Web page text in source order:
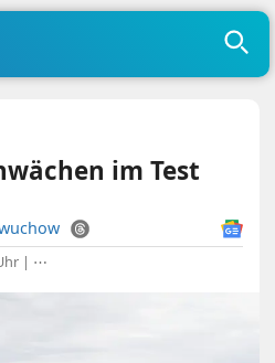
im Test
| ⋯